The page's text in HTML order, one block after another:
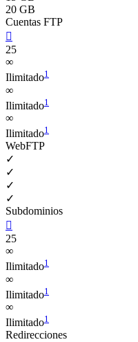
20 GB
Cuentas FTP

25
∞
Ilimitado1
∞
Ilimitado1
∞
Ilimitado1
WebFTP
✓
✓
✓
✓
Subdominios

25
∞
Ilimitado1
∞
Ilimitado1
∞
Ilimitado1
Redirecciones